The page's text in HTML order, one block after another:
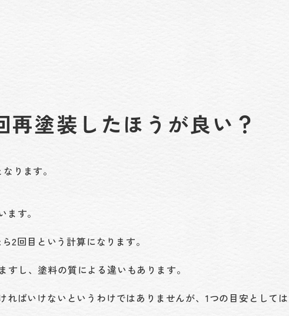
塗装したほうが良い？
ります。
す。
2回目という計算になります。
し、塗料の質による違いもあります。
ればいけないというわけではありませんが、1つの目安として